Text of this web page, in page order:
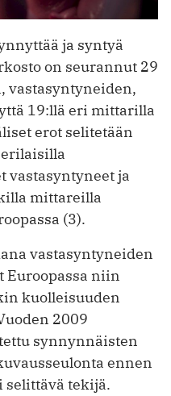
ja syntyä
on seurannut 29
vastasyntyneiden,
19:llä eri mittarilla
erot selitetään
vastasyntyneet ja
mittareilla
(3).
vastasyntyneiden
Euroopassa niin
kuolleisuuden
2009
synnynnäisten
ennen
selittävä tekijä.